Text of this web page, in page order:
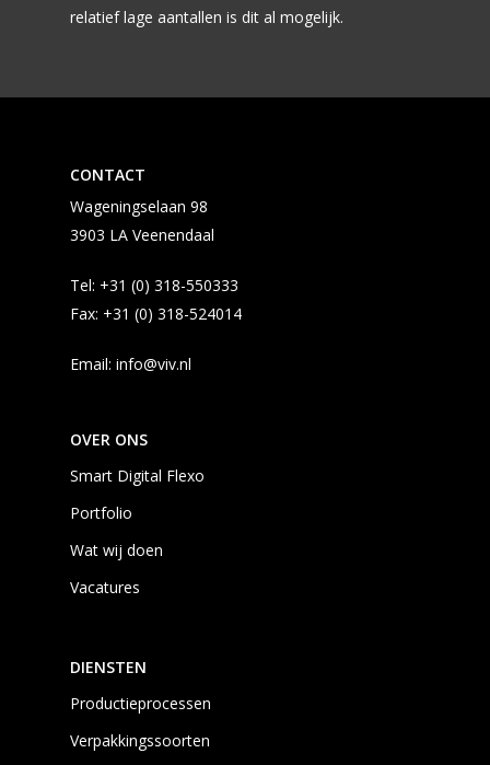
relatief lage aantallen is dit al mogelijk.
CONTACT
Wageningselaan 98
3903 LA Veenendaal
Tel: +31 (0) 318-550333
Fax: +31 (0) 318-524014
Email: info@viv.nl
OVER ONS
Smart Digital Flexo
Portfolio
Wat wij doen
Vacatures
DIENSTEN
Productieprocessen
Verpakkingssoorten